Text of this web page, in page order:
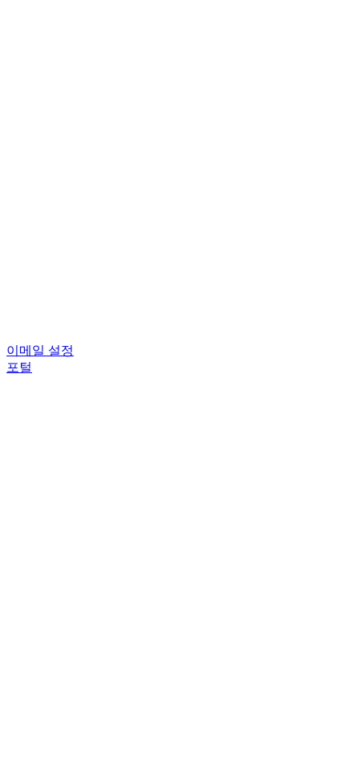
이메일 설정
포털